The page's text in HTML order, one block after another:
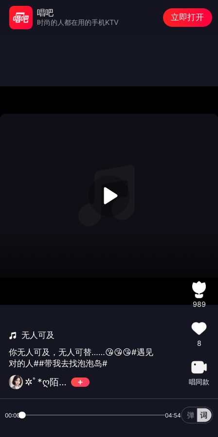
无人可及
你无人可及，无人可替……😘😘😘#遇见
对的人##带我去找泡泡岛#
✲ﾟ*ღ陌.离ice
989
8
唱同款
00:00 04:54
唱吧
时尚的人都在用的手机KTV
立即打开